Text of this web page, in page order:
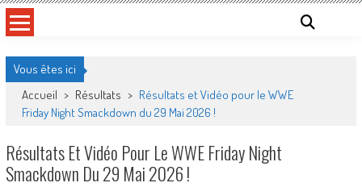
Vous êtes ici
Accueil > Résultats > Résultats et Vidéo pour le WWE
Friday Night Smackdown du 29 Mai 2026 !
Résultats Et Vidéo Pour Le WWE Friday Night
Smackdown Du 29 Mai 2026 !